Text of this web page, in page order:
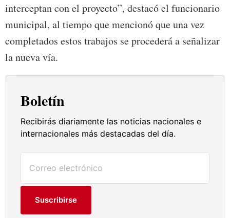
interceptan con el proyecto”, destacó el funcionario
municipal, al tiempo que mencionó que una vez
completados estos trabajos se procederá a señalizar
la nueva vía.
Boletín
Recibirás diariamente las noticias nacionales e
internacionales más destacadas del día.
Suscribirse